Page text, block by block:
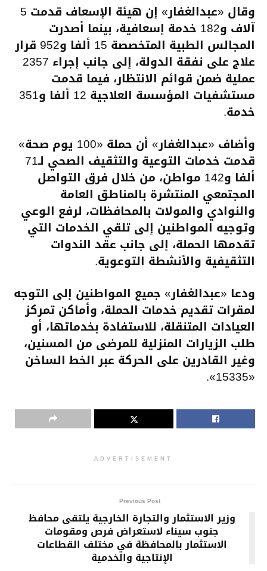
وقال «عبدالغفار» إن هيئة الإسعاف قدمت 5
آلاف و182 خدمة إسعافية، بينما أصدرت
المجالس الطبية المتخصصة 15 ألفا و952 قرار
علاج على نفقة الدولة، إلى جانب إجراء 2357
عملية ضمن قوائم الانتظار، فيما قدمت
مستشفيات المؤسسة العلاجية 12 ألفا و351
خدمة.
وأضاف «عبدالغفار» أن حملة «100 يوم صحة»
قدمت خدمات التوعية والتثقيف الصحي لـ71
ألفا و142 مواطن، من خلال فرق التواصل
المجتمعي المنتشرة بالمناطق العامة
والنوادي والمولات بالمحافظات، لرفع الوعي
وتوجيه المواطنين إلى تلقي الخدمات التي
تقدمها الحملة، إلى جانب عقد الندوات
التثقيفية والأنشطة التوعوية.
ودعا «عبدالغفار» جميع المواطنين إلى التوجه
لمقرات تقديم خدمات الحملة، وأماكن تمركز
العيادات المتنقلة، للاستفادة بخدماتها، أو
طلب الزيارات المنزلية للمرضى من المسنين،
وغير القادرين على الحركة عبر الخط الساخن
«15335».
ADVERTISEMENT
Previous Post
وزير الاستثمار والتجارة الخارجية يلتقى محافظ
جنوب سيناء لاستعراض فرص ومقومات
الاستثمار بالمحافظة في مختلف القطاعات
الإنتاجية والخدمية